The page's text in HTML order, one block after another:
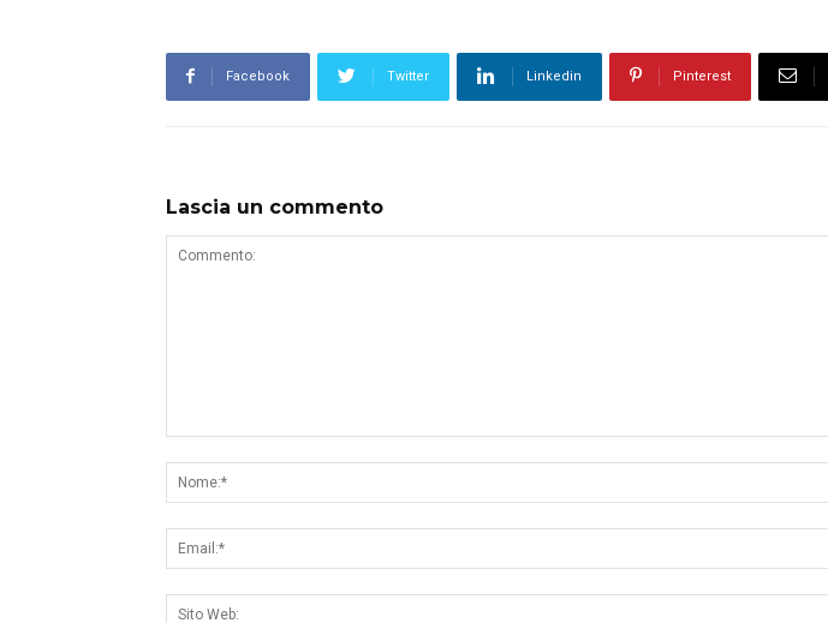
Facebook Twitter Linkedin Pinterest
Lascia un commento